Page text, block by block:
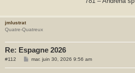
jmlustrat
Quatre-Quatreux
Re: Espagne 2026
#112
Mmar. juin 30, 2026 9:56 am